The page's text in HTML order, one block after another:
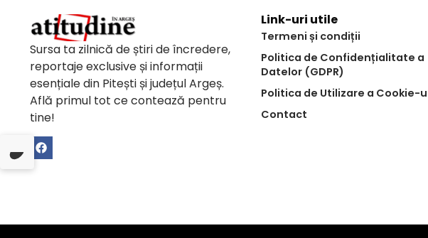
Sursa ta zilnică de știri de încredere,
reportaje exclusive și informații
esențiale din Pitești și județul Argeș.
Află primul tot ce contează pentru
tine!
Link-uri utile
Termeni și condiții
Politica de Confidențialitate a
Datelor (GDPR)
Politica de Utilizare a Cookie-
Contact